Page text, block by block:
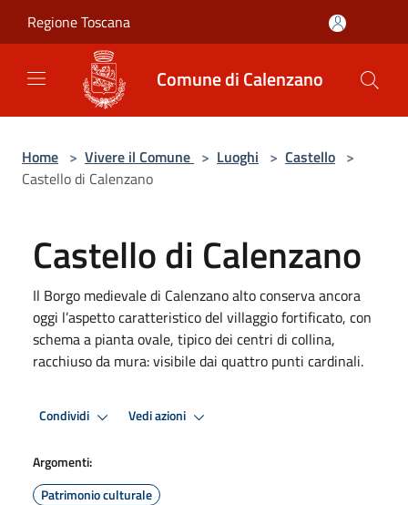
Regione Toscana
Comune di Calenzano
Home > Vivere il Comune > Luoghi > Castello >
Castello di Calenzano
Castello di Calenzano
Il Borgo medievale di Calenzano alto conserva ancora
oggi l’aspetto caratteristico del villaggio fortificato, con
schema a pianta ovale, tipico dei centri di collina,
racchiuso da mura: visibile dai quattro punti cardinali.
Condividi Vedi azioni
Argomenti:
Patrimonio culturale